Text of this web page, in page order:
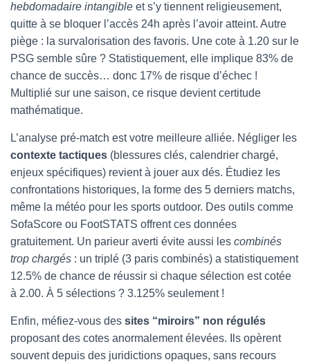
hebdomadaire intangible et s’y tiennent religieusement,
quitte à se bloquer l’accès 24h après l’avoir atteint. Autre
piège : la survalorisation des favoris. Une cote à 1.20 sur le
PSG semble sûre ? Statistiquement, elle implique 83% de
chance de succès… donc 17% de risque d’échec !
Multiplié sur une saison, ce risque devient certitude
mathématique.
L’analyse pré-match est votre meilleure alliée. Négliger les
contexte tactiques (blessures clés, calendrier chargé,
enjeux spécifiques) revient à jouer aux dés. Étudiez les
confrontations historiques, la forme des 5 derniers matchs,
même la météo pour les sports outdoor. Des outils comme
SofaScore ou FootSTATS offrent ces données
gratuitement. Un parieur averti évite aussi les combinés
trop chargés : un triplé (3 paris combinés) a statistiquement
12.5% de chance de réussir si chaque sélection est cotée
à 2.00. À 5 sélections ? 3.125% seulement !
Enfin, méfiez-vous des sites “miroirs” non régulés
proposant des cotes anormalement élevées. Ils opèrent
souvent depuis des juridictions opaques, sans recours